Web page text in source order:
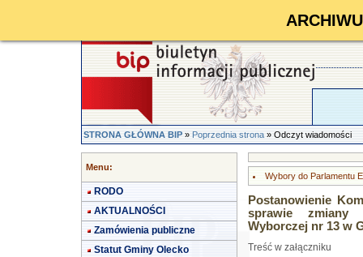
STRONA GŁÓWNA BIP»Poprzednia strona» Odczyt wiadomości
Menu:
RODO
AKTUALNOŚCI
Zamówienia publiczne
Statut Gminy Olecko
Wybory do Parlamentu
Postanowienie
sprawie zmiany
Wyborczej nr 13 w
Treść w załączniku